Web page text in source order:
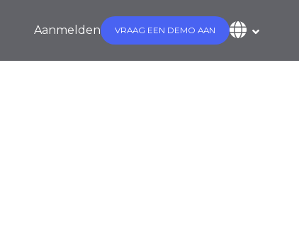
Aanmelden VRAAG EEN DEMO AAN